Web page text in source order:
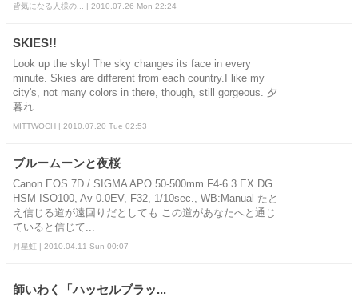
皆気になる人様の... | 2010.07.26 Mon 22:24
SKIES!!
Look up the sky! The sky changes its face in every
minute. Skies are different from each country.I like my
city's, not many colors in there, though, still gorgeous. 夕
暮れ...
MITTWOCH | 2010.07.20 Tue 02:53
ブルームーンと夜桜
Canon EOS 7D / SIGMA APO 50-500mm F4-6.3 EX DG
HSM ISO100, Av 0.0EV, F32, 1/10sec., WB:Manual たと
え信じる道が遠回りだとしても この道があなたへと通じ
ていると信じて...
月星虹 | 2010.04.11 Sun 00:07
師いわく「ハッセルブラッ...